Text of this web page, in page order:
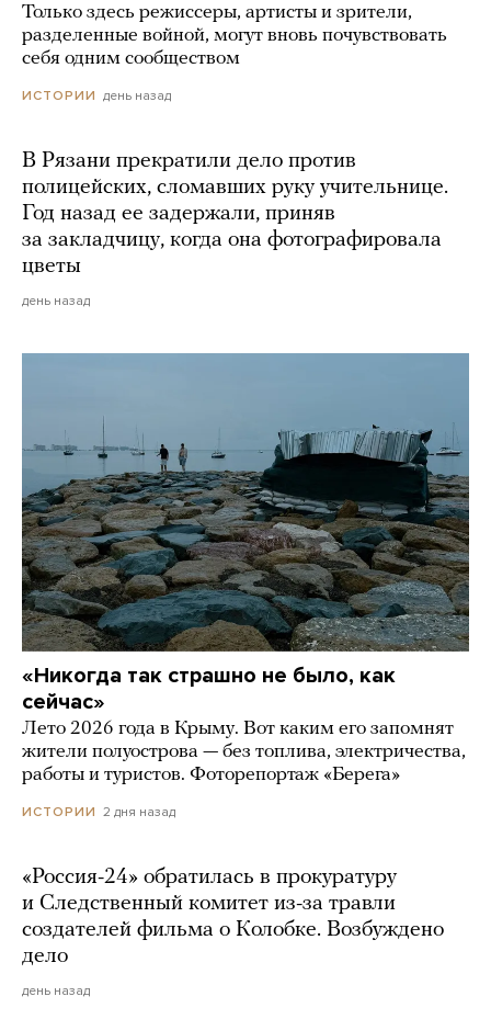
Только здесь режиссеры, артисты и зрители,
разделенные войной, могут вновь почувствовать
себя одним сообществом
ИСТОРИИ день назад
В Рязани прекратили дело против
полицейских, сломавших руку учительнице.
Год назад ее задержали, приняв
за закладчицу, когда она фотографировала
цветы
день назад
«Никогда так страшно не было, как
сейчас»
Лето 2026 года в Крыму. Вот каким его запомнят
жители полуострова — без топлива, электричества,
работы и туристов. Фоторепортаж «Берега»
ИСТОРИИ 2 дня назад
«Россия-24» обратилась в прокуратуру
и Следственный комитет из-за травли
создателей фильма о Колобке. Возбуждено
дело
день назад